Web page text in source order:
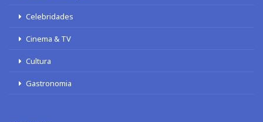
Celebridades
Cinema & TV
Cultura
Gastronomia